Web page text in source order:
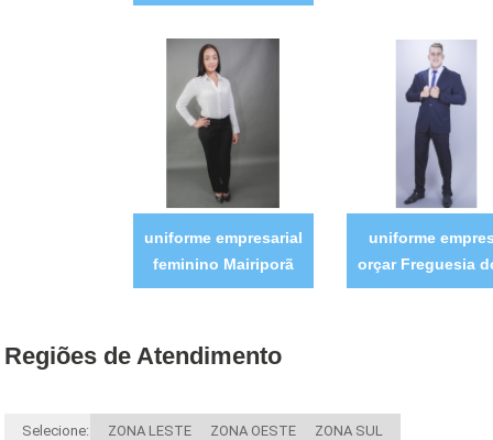
uniforme empresarial
feminino Mairiporã
uniforme
orçar Freguesia
Regiões de Atendimento
Selecione: ZONA LESTE ZONA OESTE ZONA SUL